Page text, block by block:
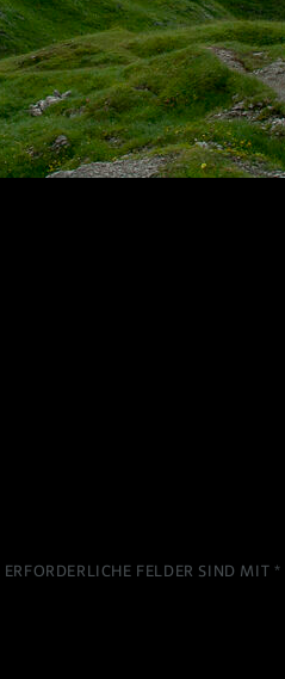
ERFORDERLICHE FELDER SIND MIT *